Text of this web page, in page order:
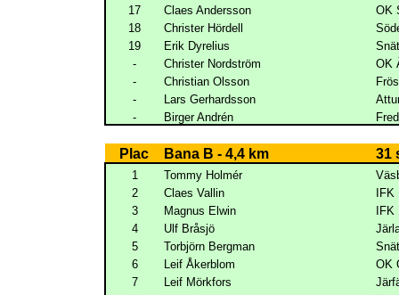
17
Claes Andersson
OK
18
Christer Hördell
19
Erik Dyrelius
-
Christer Nordström
OK
-
Christian Olsson
-
Lars Gerhardsson
-
Birger Andrén
Plac Bana B - 4,4 km 31
1 Tommy Holmér
2
Claes Vallin
3
Magnus Elwin
4
Ulf Bråsjö
5
Torbjörn Bergman
6
Leif Åkerblom
OK
7
Leif Mörkfors